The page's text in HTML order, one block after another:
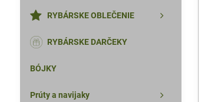
RYBÁRSKE OBLEČENIE
RYBÁRSKE DARČEKY
BÓJKY
Prúty a navijaky